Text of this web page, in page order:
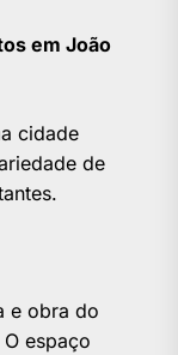
em João
cidade
de
e obra do
espaço